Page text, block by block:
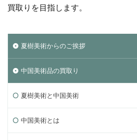
買取りを目指します。
夏樹美術からのご挨拶
中国美術品の買取り
夏樹美術と中国美術
中国美術とは